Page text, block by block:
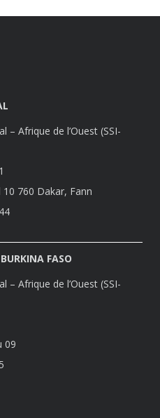
– Afrique de l’Ouest (SSI-
760 Dakar, Fann
FASO
– Afrique de l’Ouest (SSI-
09